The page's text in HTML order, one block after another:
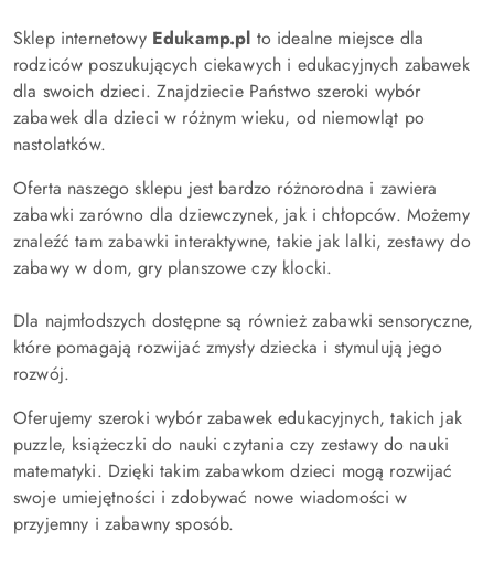
Sklep internetowy Edukamp.pl to idealne miejsce dla
rodziców poszukujących ciekawych i edukacyjnych zabawek
dla swoich dzieci. Znajdziecie Państwo szeroki wybór
zabawek dla dzieci w różnym wieku, od niemowląt po
nastolatków.
Oferta naszego sklepu jest bardzo różnorodna i zawiera
zabawki zarówno dla dziewczynek, jak i chłopców. Możemy
znaleźć tam zabawki interaktywne, takie jak lalki, zestawy do
zabawy w dom, gry planszowe czy klocki.
Dla najmłodszych dostępne są również zabawki sensoryczne,
które pomagają rozwijać zmysły dziecka i stymulują jego
rozwój.
Oferujemy szeroki wybór zabawek edukacyjnych, takich jak
puzzle, książeczki do nauki czytania czy zestawy do nauki
matematyki. Dzięki takim zabawkom dzieci mogą rozwijać
swoje umiejętności i zdobywać nowe wiadomości w
przyjemny i zabawny sposób.